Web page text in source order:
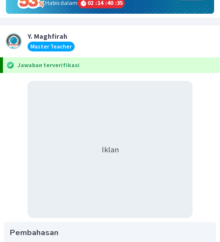
Habis dalam
02 :14 :40 :35
Y. Maghfirah
Master Teacher
Jawaban terverifikasi
Iklan
Pembahasan